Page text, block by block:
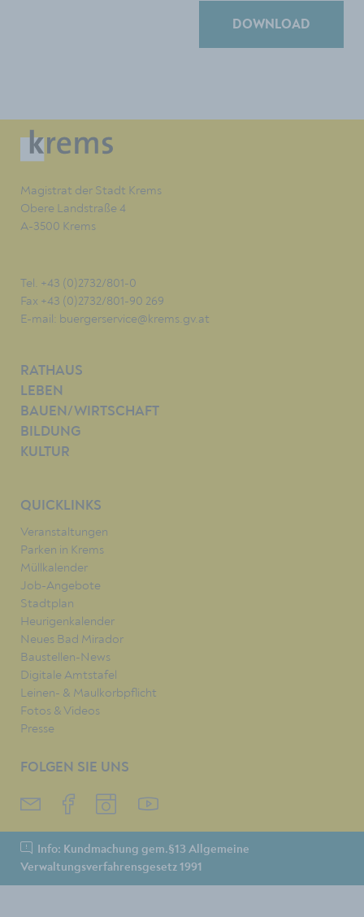
DOWNLOAD
Magistrat der Stadt Krems
Obere Landstraße 4
A-3500 Krems
Tel. +43 (0)2732/801-0
Fax +43 (0)2732/801-90 269
E-mail: buergerservice@krems.gv.at
RATHAUS
LEBEN
BAUEN/WIRTSCHAFT
BILDUNG
KULTUR
QUICKLINKS
Veranstaltungen
Parken in Krems
Müllkalender
Job-Angebote
Stadtplan
Heurigenkalender
Neues Bad Mirador
Baustellen-News
Digitale Amtstafel
Leinen- & Maulkorbpflicht
Fotos & Videos
Presse
FOLGEN SIE UNS
Info: Kundmachung gem.§13 Allgemeine
Verwaltungsverfahrensgesetz 1991